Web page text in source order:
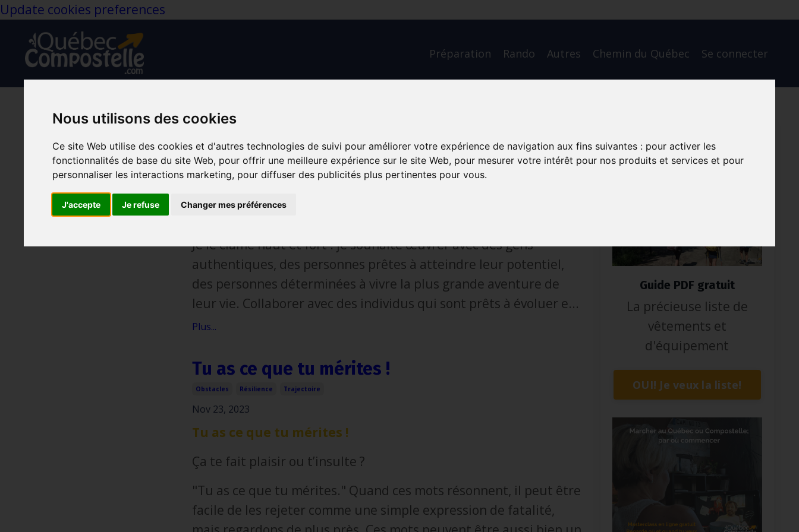
Nous utilisons des cookies
Ce site Web utilise des cookies et d'autres technologies de suivi pour améliorer votre expérience de navigation aux fins suivantes : pour activer les
fonctionnalités de base du site Web, pour offrir une meilleure expérience sur le site Web, pour mesurer votre intérêt pour nos produits et services et pour
personnaliser les interactions marketing, pour diffuser des publicités plus pertinentes pour vous.
J'accepte Je refuse Changer mes préférences
Update cookies preferences
Préparation Rando Autres Chemin du Québec Se connecter
Je souhaite œuvrer avec des gens
authentiques !
Authentique Détermination Résilience
Je le clame haut et fort : je souhaite œuvrer avec des gens
authentiques, des personnes prêtes à atteindre leur potentiel,
des personnes déterminées à vivre la plus grande aventure de
leur vie. Collaborer avec des individus qui sont prêts à évoluer e...
Plus...
Tu as ce que tu mérites !
Obstacles Résilience Trajectoire
Nov 23, 2023
Tu as ce que tu mérites !
Ça te fait plaisir ou t’insulte ?
"Tu as ce que tu mérites." Quand ces mots résonnent, il peut être
facile de les rejeter comme une simple expression de fatalité,
Guide PDF gratuit
La précieuse liste de
vêtements et
d'équipement
OUI! Je veux la liste!